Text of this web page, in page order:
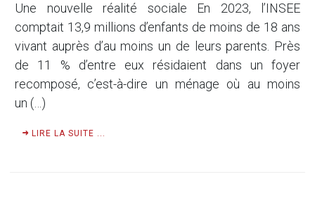
Une nouvelle réalité sociale En 2023, l’INSEE
comptait 13,9 millions d’enfants de moins de 18 ans
vivant auprès d’au moins un de leurs parents. Près
de 11 % d’entre eux résidaient dans un foyer
recomposé, c’est-à-dire un ménage où au moins
un (…)
LIRE LA SUITE ...